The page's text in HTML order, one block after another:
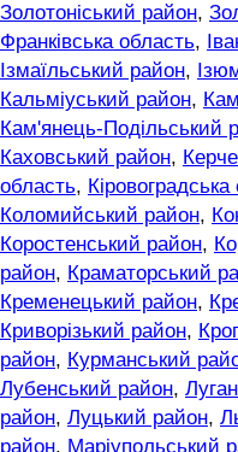
Золотоніський район,
Франківська область,
Ізмаїльський район,
Кальміуський район,
Кам'янець-Подільський
Каховський район,
область,
Коломийський район,
Коростенський район,
район, Краматорський
Кременецький район,
Криворізький район,
район, Курманський
Лубенський район,
район, Луцький район,
район, Маріупольський